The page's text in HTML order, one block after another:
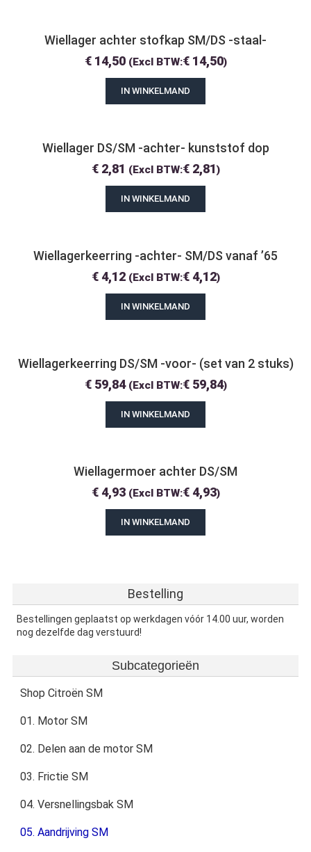
Wiellager achter stofkap SM/DS -staal-
€14,50 (Excl BTW:€14,50)
IN WINKELMAND
Wiellager DS/SM -achter- kunststof dop
€2,81 (Excl BTW:€2,81)
IN WINKELMAND
Wiellagerkeerring -achter- SM/DS vanaf ’65
€4,12 (Excl BTW:€4,12)
IN WINKELMAND
Wiellagerkeerring DS/SM -voor- (set van 2 stuks)
€59,84 (Excl BTW:€59,84)
IN WINKELMAND
Wiellagermoer achter DS/SM
€4,93 (Excl BTW:€4,93)
IN WINKELMAND
Bestelling
Bestellingen geplaatst op werkdagen vóór 14.00 uur, worden
nog dezelfde dag verstuurd!
Subcategorieën
Shop Citroën SM
01. Motor SM
02. Delen aan de motor SM
03. Frictie SM
04. Versnellingsbak SM
05. Aandrijving SM